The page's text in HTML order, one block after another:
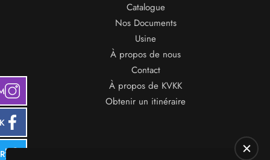
Catalogue
Nos Documents
Usine
À propos de nous
Contact
À propos de KVKK
Obtenir un itinéraire